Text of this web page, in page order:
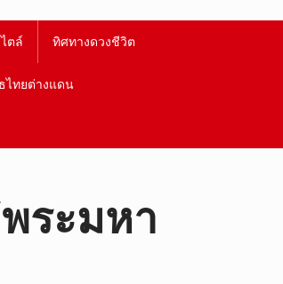
ตล์ ทิศทางดวงชีวิต
ไทยต่างแดน
ระมหา